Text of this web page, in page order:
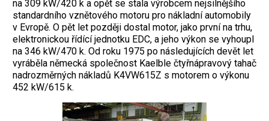
na 309 kW/420 k a opět se stala výrobcem nejsilnějšího
standardního vznětového motoru pro nákladní automobily
v Evropě. O pět let později dostal motor, jako první na trhu,
elektronickou řídící jednotku EDC, a jeho výkon se vyhoupl
na 346 kW/470 k. Od roku 1975 po následujících devět let
vyráběla německá společnost Kaelble čtyřnápravový tahač
nadrozměrných nákladů K4VW615Z s motorem o výkonu
452 kW/615 k.